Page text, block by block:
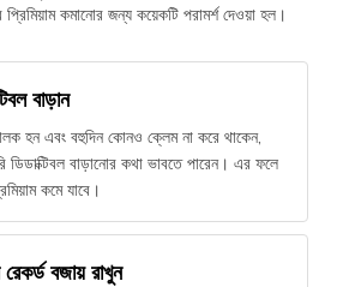
প্রিমিয়াম কমানোর জন্য কয়েকটি পরামর্শ দেওয়া হল।
বাড়ান
হন এবং বহুদিন কোনও ক্লেম না করে থাকেন,
ডিডাক্টিবল বাড়ানোর কথা ভাবতে পারেন। এর ফলে
কমে যাবে।
রেকর্ড বজায় রাখুন